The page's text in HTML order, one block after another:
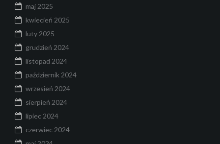
maj 2025
kwiecień 2025
luty 2025
grudzień 2024
listopad 2024
październik 2024
wrzesień 2024
sierpień 2024
lipiec 2024
czerwiec 2024